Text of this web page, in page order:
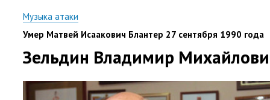
Музыка атаки
Умер Матвей Исаакович Блантер 27 сентября 1990 года
Зельдин Владимир